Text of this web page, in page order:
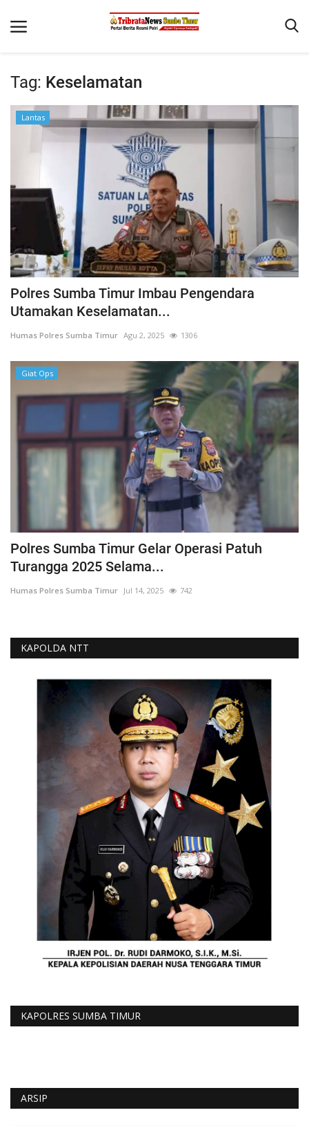
Terms & Conditions
Giat Ops
Polisi Kita
Mitra Polisi
Lantas
Jurnal Kamtibmas
Tag: Keselamatan
Lantas
Polres Sumba Timur Imbau Pengendara
Utamakan Keselamatan...
Humas Polres Sumba Timur Agu 2, 2025 1306
Giat Ops
Polres Sumba Timur Gelar Operasi Patuh
Turangga 2025 Selama...
Humas Polres Sumba Timur Jul 14, 2025 742
KAPOLDA NTT
KAPOLRES SUMBA TIMUR
ARSIP